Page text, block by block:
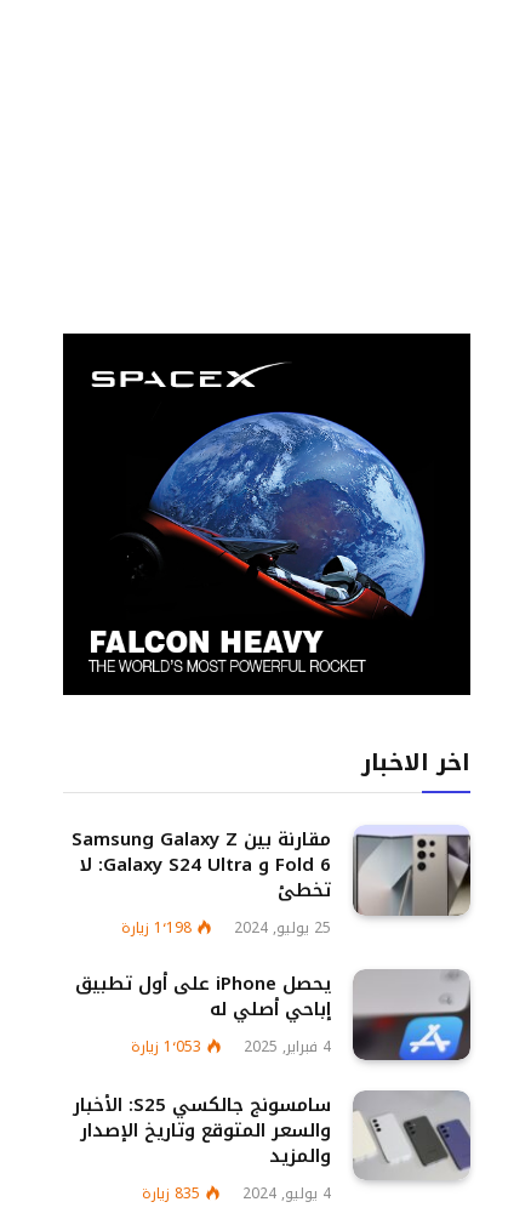
اخر الاخبار
مقارنة بين Samsung Galaxy Z
Fold 6 و Galaxy S24 Ultra: لا
تخطئ
25 يوليو, 2024 1٬198 زيارة
يحصل iPhone على أول تطبيق
إباحي أصلي له
4 فبراير, 2025 1٬053 زيارة
سامسونج جالكسي S25: الأخبار
والسعر المتوقع وتاريخ الإصدار
والمزيد
4 يوليو, 2024 835 زيارة